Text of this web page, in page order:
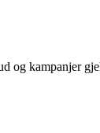
og kampanjer